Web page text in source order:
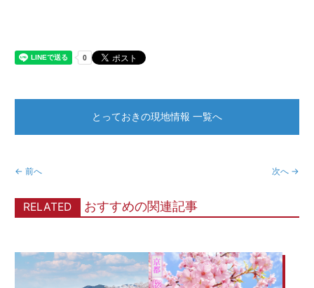
← 前へ 次へ →
とっておきの現地情報 一覧へ
RELATED おすすめの関連記事